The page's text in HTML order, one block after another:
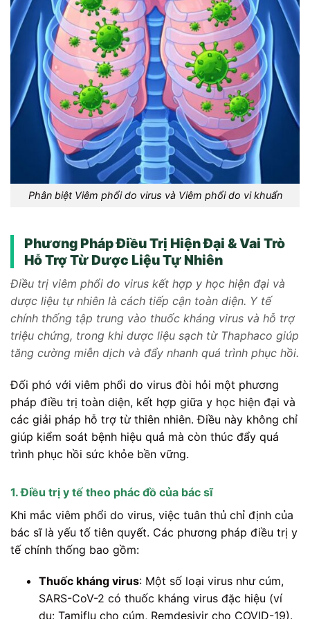
Phân biệt Viêm phổi do virus và Viêm phổi do vi khuẩn
Phương Pháp Điều Trị Hiện Đại & Vai Trò
Hỗ Trợ Từ Dược Liệu Tự Nhiên
Điều trị viêm phổi do virus kết hợp y học hiện đại và
dược liệu tự nhiên là cách tiếp cận toàn diện. Y tế
chính thống tập trung vào thuốc kháng virus và hỗ trợ
triệu chứng, trong khi dược liệu sạch từ Thaphaco giúp
tăng cường miễn dịch và đẩy nhanh quá trình phục hồi.
Đối phó với viêm phổi do virus đòi hỏi một phương
pháp điều trị toàn diện, kết hợp giữa y học hiện đại và
các giải pháp hỗ trợ từ thiên nhiên. Điều này không chỉ
giúp kiểm soát bệnh hiệu quả mà còn thúc đẩy quá
trình phục hồi sức khỏe bền vững.
1. Điều trị y tế theo phác đồ của bác sĩ
Khi mắc viêm phổi do virus, việc tuân thủ chỉ định của
bác sĩ là yếu tố tiên quyết. Các phương pháp điều trị y
tế chính thống bao gồm:
Thuốc kháng virus: Một số loại virus như cúm,
SARS-CoV-2 có thuốc kháng virus đặc hiệu (ví
dụ: Tamiflu cho cúm, Remdesivir cho COVID-19).